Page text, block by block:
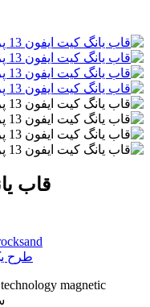
قاب یانگ کیت ایفون 13 پرو مدل technology magnetic